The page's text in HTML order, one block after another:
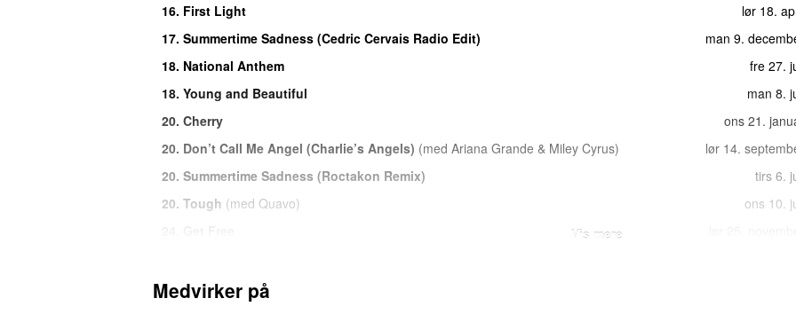
16. First Light lør 18.
17. Summertime Sadness (Cedric Cervais Radio Edit) man 9.
18. National Anthem fre 27.
18. Young and Beautiful man 8.
20. Cherry ons 21.
20. Don’t Call Me Angel (Charlie’s Angels) (med Ariana Grande & Miley Cyrus) lør 14.
20. Summertime Sadness (Roctakon Remix) tirs 6.
20. Tough (med Quavo) ons 10.
24. Shades of Cool
Vis mere
Medvirker på